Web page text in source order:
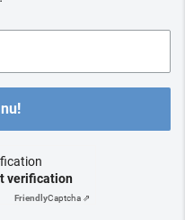
verification
FriendlyCaptcha ⇗